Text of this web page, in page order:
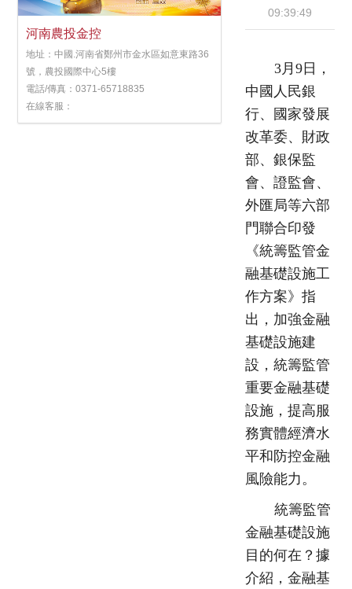
河南農投金控
地址：中國.河南省鄭州市金水區如意東路36
號，農投國際中心5樓
電話/傳真：0371-65718835
在線客服：
09:39:49
3月9日，
中國人民銀
行、國家發展
改革委、財政
部、銀保監
會、證監會、
外匯局等六部
門聯合印發
《統籌監管金
融基礎設施工
作方案》指
出，加強金融
基礎設施建
設，統籌監管
重要金融基礎
設施，提高服
務實體經濟水
平和防控金融
風險能力。
統籌監管
金融基礎設施
目的何在？據
介紹，金融基